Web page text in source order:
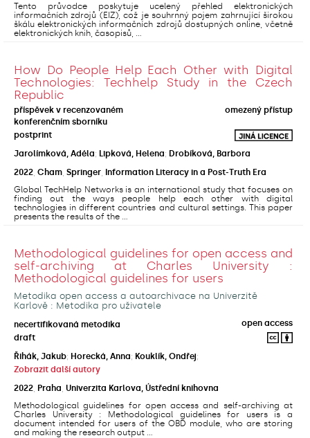
Tento průvodce poskytuje ucelený přehled elektronických
informačních zdrojů (EIZ), což je souhrnný pojem zahrnující širokou
škálu elektronických informačních zdrojů dostupných online, včetně
elektronických knih, časopisů, ...
How Do People Help Each Other with Digital
Technologies: Techhelp Study in the Czech
Republic
příspěvek v recenzovaném
konferenčním sborníku
omezený přístup
postprint
Jarolímková, Adéla; Lipková, Helena; Drobíková, Barbora
2022 Cham Springer Information Literacy in a Post-Truth Era
Global TechHelp Networks is an international study that focuses on
finding out the ways people help each other with digital
technologies in different countries and cultural settings. This paper
presents the results of the ...
Methodological guidelines for open access and
self-archiving at Charles University :
Methodological guidelines for users
Metodika open access a autoarchivace na Univerzitě
Karlově : Metodika pro uživatele
necertifikovaná metodika
open access
draft
Řihák, Jakub; Horecká, Anna; Kouklík, Ondřej;
Zobrazit další autory
2022 Praha Univerzita Karlova, Ústřední knihovna
Methodological guidelines for open access and self-archiving at
Charles University : Methodological guidelines for users is a
document intended for users of the OBD module, who are storing
and making the research output ...